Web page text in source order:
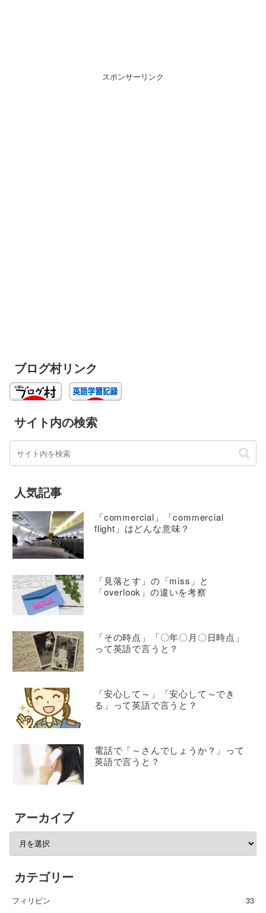
スポンサーリンク
ブログ村リンク
サイト内の検索
人気記事
「commercial」「commercial
flight」はどんな意味？
「見落とす」の「miss」と
「overlook」の違いを考察
「その時点」「〇年〇月〇日時点」
って英語で言うと？
「安心して～」「安心して～でき
る」って英語で言うと？
電話で「～さんでしょうか？」って
英語で言うと？
アーカイブ
カテゴリー
フィリピン
33